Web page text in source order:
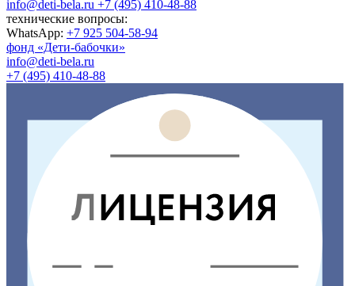
info@deti-bela.ru +7 (495) 410-48-88
технические вопросы:
WhatsApp: +7 925 504-58-94
фонд «Дети-бабочки»
info@deti-bela.ru
+7 (495) 410-48-88